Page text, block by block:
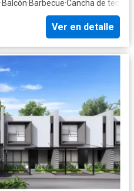
·Balcón·Barbecue·Cancha de tenis
Ver en detalle